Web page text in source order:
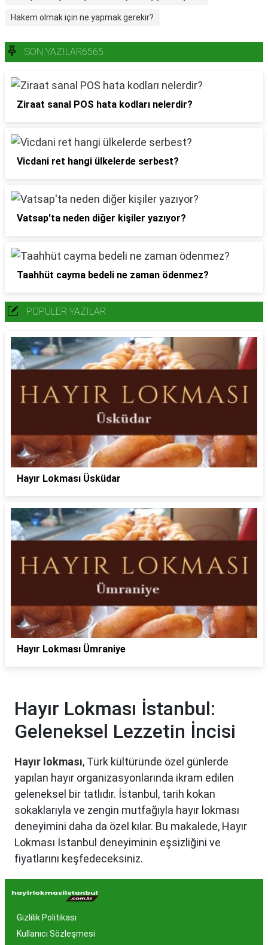
Hakem olmak için ne yapmak gerekir?
SON YAZILAR6565
Ziraat sanal POS hata kodları nelerdir?
Vicdani ret hangi ülkelerde serbest?
Vatsap'ta neden diğer kişiler yazıyor?
Taahhüt cayma bedeli ne zaman ödenmez?
POPÜLER YAZILAR
Hayır Lokması Üsküdar
Hayır Lokması Ümraniye
Hayır Lokması İstanbul:
Geleneksel Lezzetin İncisi
Hayır lokması, Türk kültüründe özel günlerde
yapılan hayır organizasyonlarında ikram edilen
geleneksel bir tatlıdır. İstanbul, tarih kokan
sokaklarıyla ve zengin mutfağıyla hayır lokması
deneyimini daha da özel kılar. Bu makalede, Hayır
Lokması İstanbul deneyiminin eşsizliğini ve
fiyatlarını keşfedeceksiniz.
Hayır Lokması İstanbul'da
Neden Popüler?
İstanbul, tarih ve kültür mirasıyla öne çıkan bir
Gizlilik Politikası
Kullanıcı Sözleşmesi